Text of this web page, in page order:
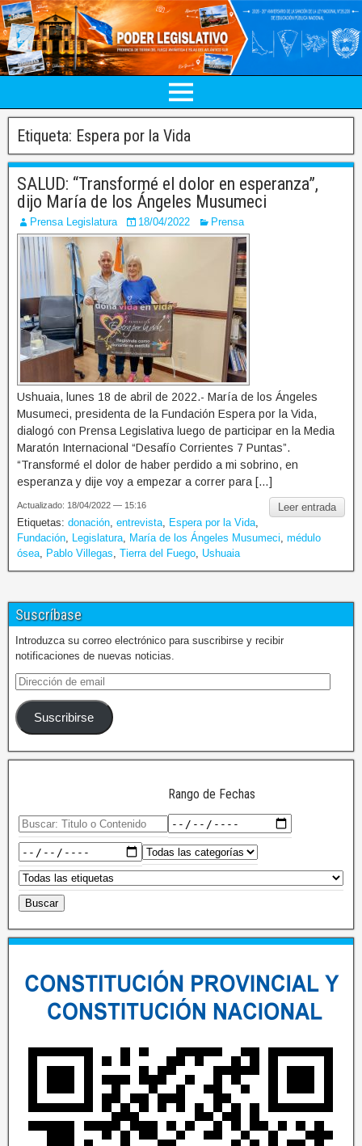
Etiqueta: Espera por la Vida
SALUD: “Transformé el dolor en esperanza”,
dijo María de los Ángeles Musumeci
Prensa Legislatura 18/04/2022 Prensa
Ushuaia, lunes 18 de abril de 2022.- María de los Ángeles
Musumeci, presidenta de la Fundación Espera por la Vida,
dialogó con Prensa Legislativa luego de participar en la Media
Maratón Internacional “Desafío Corrientes 7 Puntas”.
“Transformé el dolor de haber perdido a mi sobrino, en
esperanza y dije voy a empezar a correr para […]
Leer entrada
Actualizado: 18/04/2022 — 15:16
Etiquetas: donación entrevista Espera por la Vida
Fundación
Legislatura María de los Ángeles Musumeci médulo
ósea
Pablo Villegas Tierra del Fuego Ushuaia
Suscríbase
Introduzca su correo electrónico para suscribirse y recibir
notificaciones de nuevas noticias.
Suscribirse
Rango de Fechas